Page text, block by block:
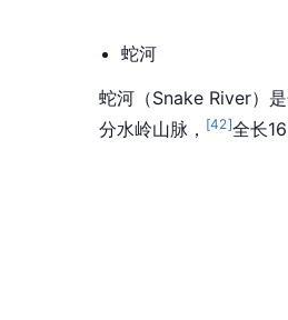
蛇河
蛇河（Snake River）是
分水岭山脉， [42]全长